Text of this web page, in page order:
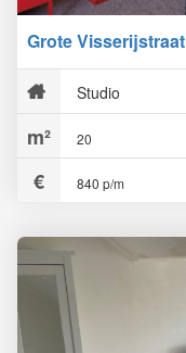
Grote Visserijstraat
Studio
20
840 p/m